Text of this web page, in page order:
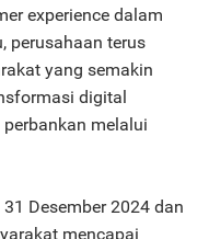
experience dalam
perusahaan terus
yang semakin
digital
melalui
Desember 2024 dan
mencapai